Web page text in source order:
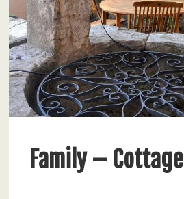
Family – Cottage